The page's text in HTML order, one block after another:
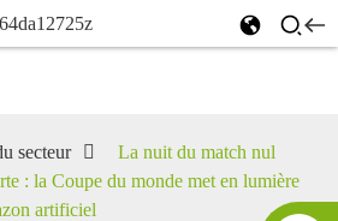
secteur
La nuit du match nul
: la Coupe du monde met en lumière
artificiel